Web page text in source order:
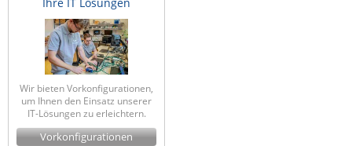
Wir bieten Vorkonfigurationen,
um Ihnen den Einsatz unserer
IT-Lösungen zu erleichtern.
Vorkonfigurationen